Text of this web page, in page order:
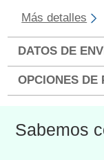
Más detalles
DATOS DE
OPCIONES DE
Sabemos